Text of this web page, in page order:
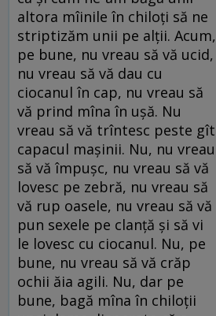
altora mîinile în chiloţi să ne
striptizăm unii pe alţii. Acum,
pe bune, nu vreau să vă ucid,
nu vreau să vă dau cu
ciocanul în cap, nu vreau să
vă prind mîna în uşă. Nu
vreau să vă trîntesc peste gît
capacul maşinii. Nu, nu vreau
să vă împuşc, nu vreau să vă
lovesc pe zebră, nu vreau să
vă rup oasele, nu vreau să vă
pun sexele pe clanţă şi să vi
le lovesc cu ciocanul. Nu, pe
bune, nu vreau să vă crăp
ochii ăia agili. Nu, dar pe
bune, bagă mîna în chiloţii